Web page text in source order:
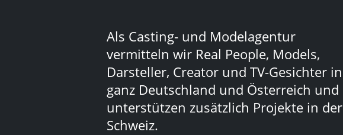
Als Casting- und Modelagentur
vermitteln wir Real People, Models,
Darsteller, Creator und TV-Gesichter in
ganz Deutschland und Österreich und
unterstützen zusätzlich Projekte in der
Schweiz.